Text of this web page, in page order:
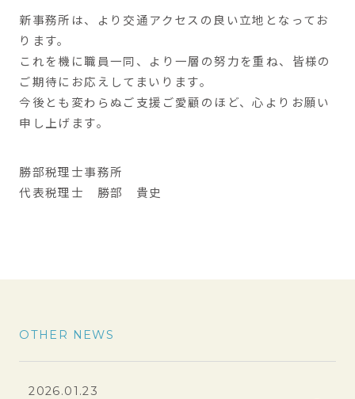
新事務所は、より交通アクセスの良い立地となってお
ります。
これを機に職員一同、より一層の努力を重ね、皆様の
ご期待にお応えしてまいります。
今後とも変わらぬご支援ご愛顧のほど、心よりお願い
申し上げます。
勝部税理士事務所
代表税理士 勝部 貴史
OTHER NEWS
2026.01.23